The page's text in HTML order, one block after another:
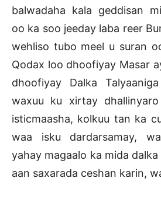
balwadaha kala geddisan
oo ka soo jeeday laba reer
wehliso tubo meel u suran
Qodax loo dhoofiyay Masar
dhoofiyay Dalka
waxuu ku xirtay dhallinyaro
isticmaasha, kolkuu tan ka
waa isku dardarsamay,
yahay magaalo ka mida
aan saxarada ceshan karin,